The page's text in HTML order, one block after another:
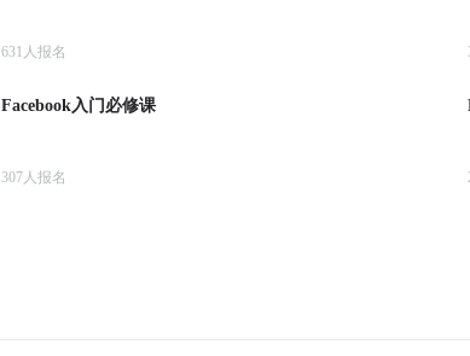
631 人报名
Facebook入门必修课
307人报名